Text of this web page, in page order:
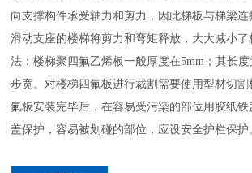
向支撑构件承受轴力和剪力，因此梯板与梯梁
滑动支座的楼梯将剪力和弯矩释放，大大减小
法：楼梯聚四氟乙烯板一般厚度在5mm；其长
步宽。对楼梯四氟板进行裁割需要使用型材切割
氟板安装完毕后，在容易受污染的部位用胶纸
盖保护，容易被划碰的部位，应设安全